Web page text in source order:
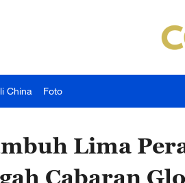
China Foto
Lima
Cabaran